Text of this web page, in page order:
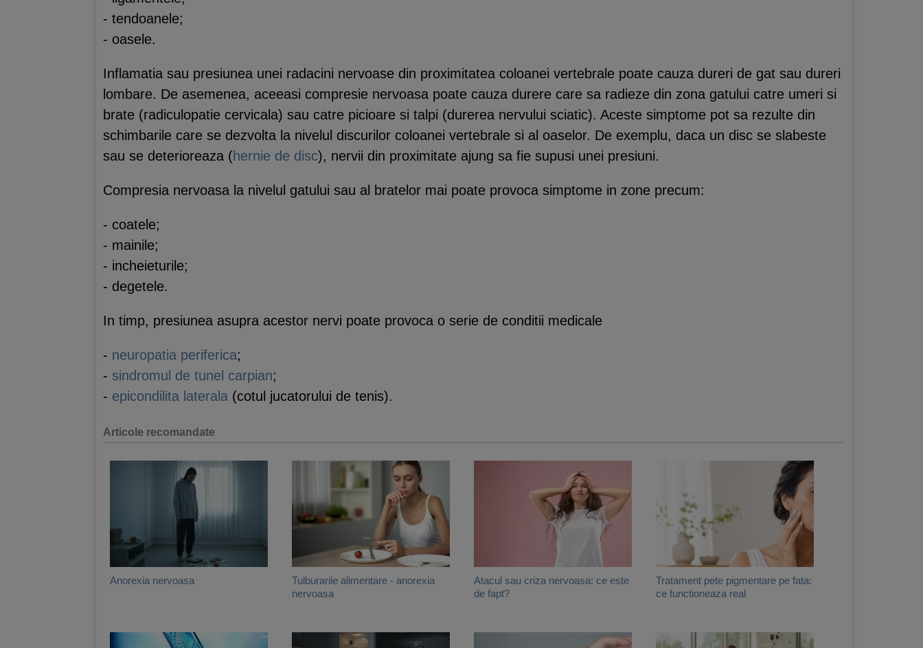
- tendoanele;
- oasele.
Inflamatia sau presiunea unei radacini nervoase din proximitatea coloanei vertebrale poate cauza dureri de gat sau dureri
lombare. De asemenea, aceeasi compresie nervoasa poate cauza durere care sa radieze din zona gatului catre umeri si
brate (radiculopatie cervicala) sau catre picioare si talpi (durerea nervului sciatic). Aceste simptome pot sa rezulte din
schimbarile care se dezvolta la nivelul discurilor coloanei vertebrale si al oaselor. De exemplu, daca un disc se slabeste
sau se deterioreaza (hernie de disc), nervii din proximitate ajung sa fie supusi unei presiuni.
Compresia nervoasa la nivelul gatului sau al bratelor mai poate provoca simptome in zone precum:
- coatele;
- mainile;
- incheieturile;
- degetele.
In timp, presiunea asupra acestor nervi poate provoca o serie de conditii medicale
- neuropatia periferica;
- sindromul de tunel carpian;
- epicondilita laterala (cotul jucatorului de tenis).
Articole recomandate
Anorexia nervoasa
Tulburarile alimentare - anorexia
nervoasa
Atacul sau criza nervoasa: ce este
de fapt?
Tratament pete pigmentare pe fata:
ce functioneaza real